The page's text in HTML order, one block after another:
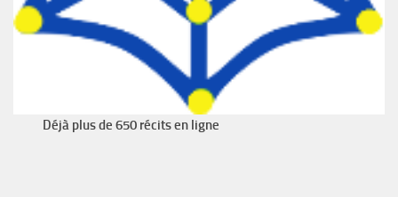
Déjà plus de 650 récits en ligne